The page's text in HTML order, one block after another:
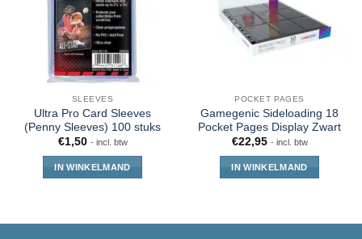
SLEEVES
Ultra Pro Card Sleeves
(Penny Sleeves) 100 stuks
€1,50 - incl. btw
IN WINKELMAND
POCKET PAGES
Gamegenic Sideloading 18
Pocket Pages Display Zwart
€22,95 - incl. btw
IN WINKELMAND